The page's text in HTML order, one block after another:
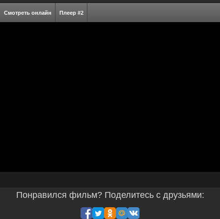
Смотреть онлайн Плеер #2
Понравился фильм? Поделитесь с друзьями: